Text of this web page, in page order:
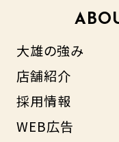
大雄の強み
店舗紹介
採用情報
WEB広告